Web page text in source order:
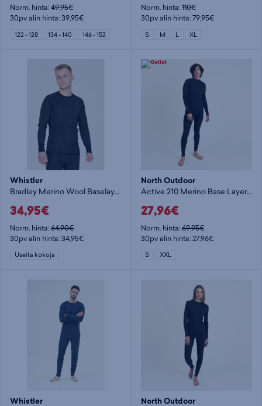
Norm. hinta:49,95€
30pv alin hinta: 39,95€
122 - 128 134 - 140 146 - 152
Norm. hinta:110€
30pv alin hinta: 79,95€
S M L XL
Whistler
Bradley Merino Wool Baselayer M - miesten aluspaita
34,95€
Norm. hinta:64,90€
30pv alin hinta: 34,95€
Useita kokoja
North Outdoor
Active 210 Merino Base Layer Shirt M - miesten aluspaita
27,96€
Norm. hinta:69,95€
30pv alin hinta: 27,96€
S XXL
Whistler North Outdoor